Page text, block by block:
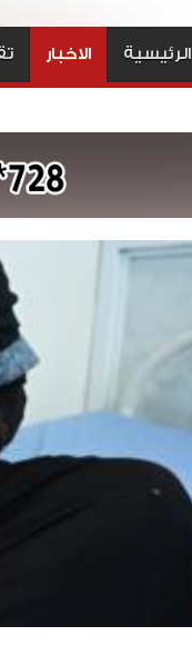
الرئيسية الاخبار